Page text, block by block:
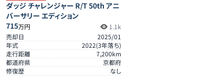
ダッジ チャレンジャー R/T 50th アニ
バーサリー エディション
715万円
1.1k
売却日
2025/01
年式
2022(3年落ち)
走行距離
7,200km
都道府県
京都府
修復歴
なし